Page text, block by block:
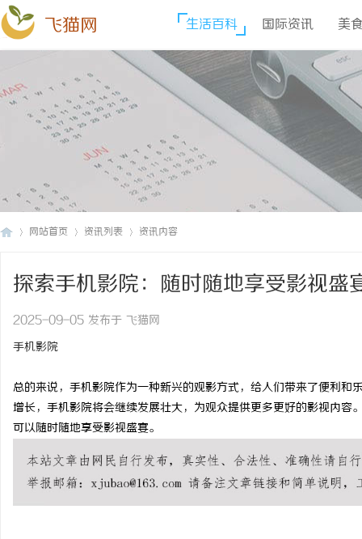
飞猫网 生活百科 国际资讯 美
网站首页 资讯列表 资讯内容
探索手机影院：随时随地享受影视盛
2025-09-05 发布于 飞猫网
手机影院
总的来说，手机影院作为一种新兴的观影方式，给人们带来了便利
增长，手机影院将会继续发展壮大，为观众提供更多更好的影视内
可以随时随地享受影视盛宴。